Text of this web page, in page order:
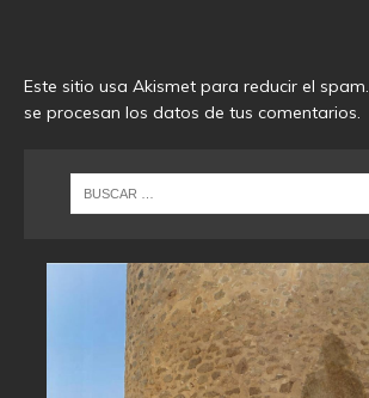
Este sitio usa Akismet para reducir el spam.
se procesan los datos de tus comentarios.